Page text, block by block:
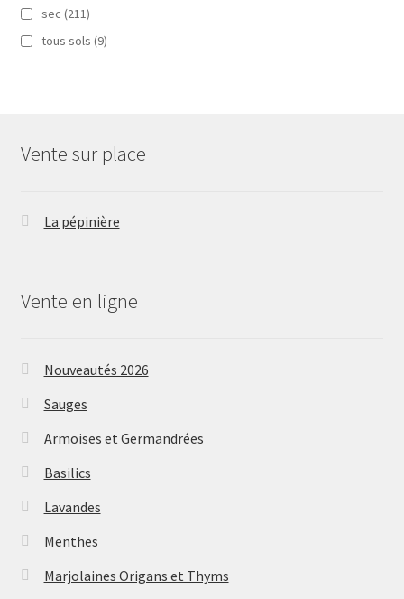
sec (211)
tous sols (9)
Vente sur place
La pépinière
Vente en ligne
Nouveautés 2026
Sauges
Armoises et Germandrées
Basilics
Lavandes
Menthes
Marjolaines Origans et Thyms